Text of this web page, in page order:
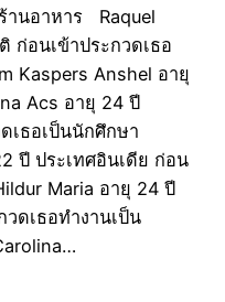
านอาหาร Raquel
ก่อนเข้าประกวดเธอ
Kaspers Anshel อายุ
Acs อายุ 24 ปี
เธอเป็นนักศึกษา
ปี ประเทศอินเดีย ก่อน
Maria อายุ 24 ปี
ดเธอทำงานเป็น